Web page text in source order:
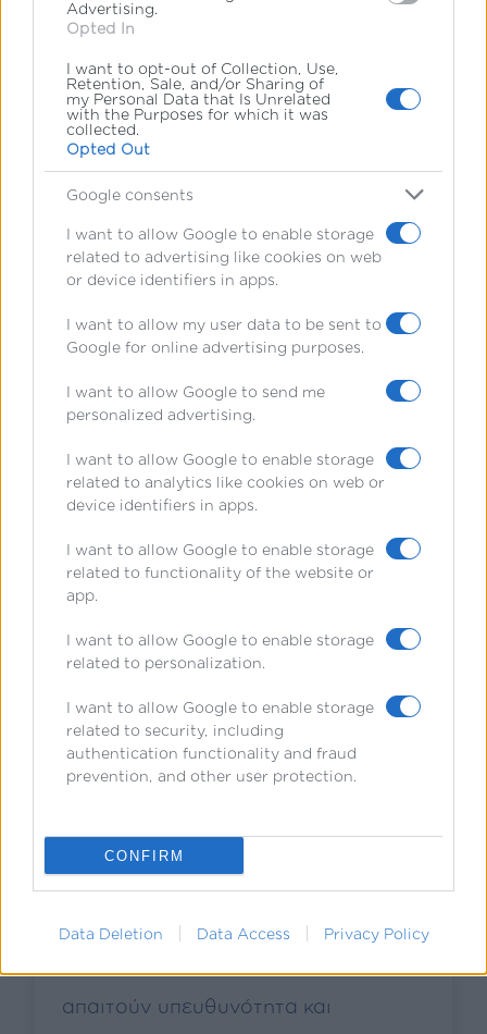
Advertising.
Opted In
I want to opt-out of Collection, Use,
Retention, Sale, and/or Sharing of
my Personal Data that Is Unrelated
with the Purposes for which it was
collected.
Opted Out
Google consents
I want to allow Google to enable storage
related to advertising like cookies on web
or device identifiers in apps.
I want to allow my user data to be sent to
Google for online advertising purposes.
I want to allow Google to send me
personalized advertising.
I want to allow Google to enable storage
related to analytics like cookies on web or
device identifiers in apps.
I want to allow Google to enable storage
related to functionality of the website or
app.
I want to allow Google to enable storage
related to personalization.
I want to allow Google to enable storage
related to security, including
authentication functionality and fraud
prevention, and other user protection.
CONFIRM
Data Deletion Data Access Privacy Policy
δεξιοτήτων
Μέσα από τις εξ αποστάσεως
σπουδές δεν αποκτάς μόνο γνώση,
αποκτάς τις δεξιότητες που αναζητά
η αγορά. Εξοικειώνεσαι με τη χρήση
σύγχρονων εργαλείων, μαθαίνεις να
οργανώνεις τον χρόνο σου και να
εργάζεσαι αποτελεσματικά σε
κάνουν τη διαφορά στο βιογραφικό
σου και στην καριέρα σου.
Μπορεί να σε ενδιαφέρει: Soft skills
vs Hard skills: Ποιες είναι οι
διαφορές και πώς επηρεάζουν την
αποστάσεως εκπαίδευσης
απαιτούν υπευθυνότητα και